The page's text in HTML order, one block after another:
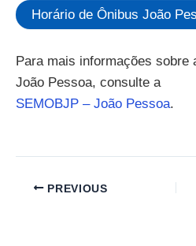
Horário de Ônibus João
Para mais informações sobre
João Pessoa, consulte a
SEMOBJP – João Pessoa.
PREVIOUS